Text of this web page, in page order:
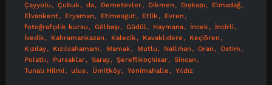
Çayyolu
Çubuk da Demetevler Dikmen Dışkapı
Elmadağ
Elvankent
Eryaman Etimesgut Etlik
Evren
fotoğrafçılık kursu
Gölbaşı Güdül Haymana İncek
İncirli
İvedik
Kahramankazan Kalecik Kavaklıdere
Keçiören
Kızılay
Kızılcahamam Mamak Mutlu Nallıhan Oran
Ostim
Polatlı
Pursaklar Saray Şereflikoçhisar
Sincan
Tunalı Hilmi
ulus Ümitköy Yenimahalle Yıldız